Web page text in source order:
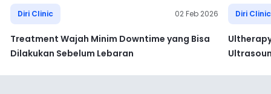
Diri Clinic 02 Feb 2026
Treatment Wajah Minim Downtime yang Bisa
Dilakukan Sebelum Lebaran
Diri Clinic